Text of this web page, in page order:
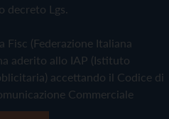
decreto Lgs.
Fisc (Federazione Italiana
aderito allo IAP (Istituto
accettando il Codice di
Commerciale